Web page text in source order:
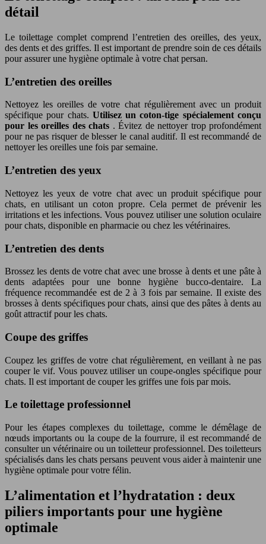
détail
Le toilettage complet comprend l’entretien des oreilles, des yeux,
des dents et des griffes. Il est important de prendre soin de ces détails
pour assurer une hygiène optimale à votre chat persan.
L’entretien des oreilles
Nettoyez les oreilles de votre chat régulièrement avec un produit
spécifique pour chats. Utilisez un coton-tige spécialement conçu
pour les oreilles des chats . Évitez de nettoyer trop profondément
pour ne pas risquer de blesser le canal auditif. Il est recommandé de
nettoyer les oreilles une fois par semaine.
L’entretien des yeux
Nettoyez les yeux de votre chat avec un produit spécifique pour
chats, en utilisant un coton propre. Cela permet de prévenir les
irritations et les infections. Vous pouvez utiliser une solution oculaire
pour chats, disponible en pharmacie ou chez les vétérinaires.
L’entretien des dents
Brossez les dents de votre chat avec une brosse à dents et une pâte à
dents adaptées pour une bonne hygiène bucco-dentaire. La
fréquence recommandée est de 2 à 3 fois par semaine. Il existe des
brosses à dents spécifiques pour chats, ainsi que des pâtes à dents au
goût attractif pour les chats.
Coupe des griffes
Coupez les griffes de votre chat régulièrement, en veillant à ne pas
couper le vif. Vous pouvez utiliser un coupe-ongles spécifique pour
chats. Il est important de couper les griffes une fois par mois.
Le toilettage professionnel
Pour les étapes complexes du toilettage, comme le démêlage de
nœuds importants ou la coupe de la fourrure, il est recommandé de
consulter un vétérinaire ou un toiletteur professionnel. Des toiletteurs
spécialisés dans les chats persans peuvent vous aider à maintenir une
hygiène optimale pour votre félin.
L’alimentation et l’hydratation : deux
piliers importants pour une hygiène
optimale